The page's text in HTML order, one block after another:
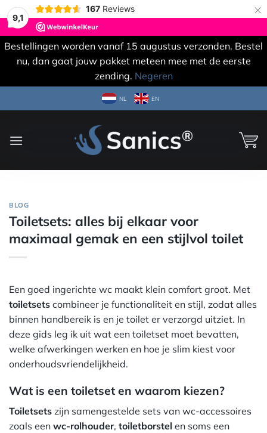
9,1
167 Reviews ×
Bestellingen worden vanaf 15 augustus verzonden. Bestel
nu, dan gaat jouw pakket meteen mee met de eerste
zending. Negeren
naar
NL EN
BLOG
Toiletsets: alles bij elkaar voor
maximaal gemak en een stijlvol toilet
Een goed ingerichte wc maakt klein comfort groot. Met
toiletsets combineer je functionaliteit en stijl, zodat alles
binnen handbereik is en je toilet er verzorgd uitziet. In
deze gids leg ik uit wat een toiletset moet bevatten,
welke afwerkingen werken en hoe je slim kiest voor
onderhoudsvriendelijkheid.
Wat is een toiletset en waarom kiezen?
Toiletsets zijn samengestelde sets van wc-accessoires
zoals een wc-rolhouder, toiletborstel en soms een